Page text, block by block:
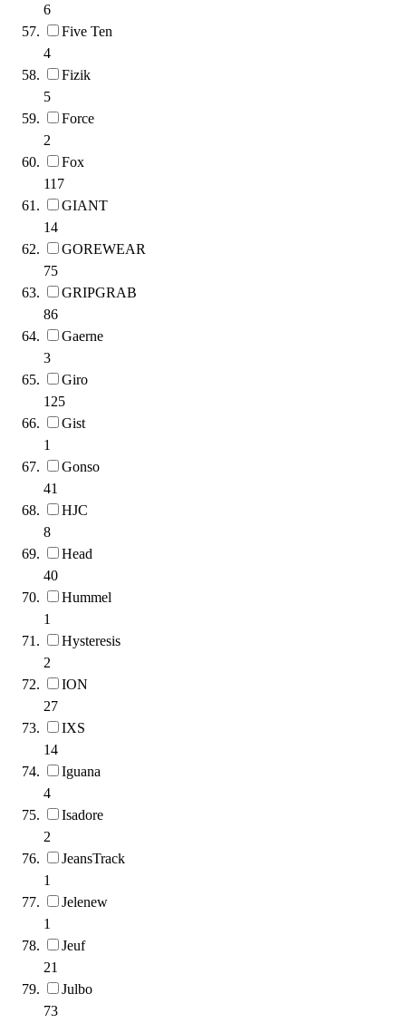
6
Five Ten
4
Fizik
5
Force
2
Fox
117
GIANT
14
GOREWEAR
75
GRIPGRAB
86
Gaerne
3
Giro
125
Gist
1
Gonso
41
HJC
8
Head
40
Hummel
1
Hysteresis
2
ION
27
IXS
14
Iguana
4
Isadore
2
JeansTrack
1
Jelenew
1
Jeuf
21
Julbo
73